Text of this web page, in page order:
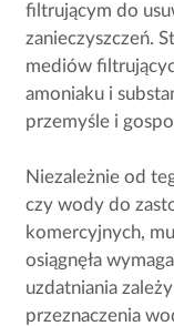
filtrującym do
zanieczyszczeń.
mediów
amoniaku i
przemyśle i
Niezależnie od
czy wody do
komercyjnych,
osiągnęła
uzdatniania
przeznaczenia